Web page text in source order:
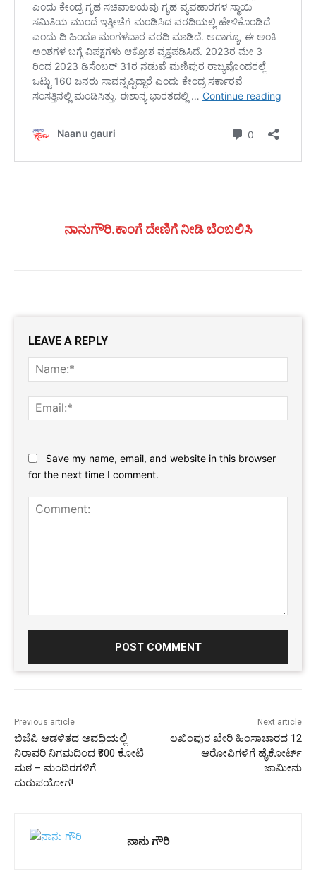
ನಾನುಗೌರಿ.ಕಾಂಗೆ ದೇಣಿಗೆ ನೀಡಿ ಬೆಂಬಲಿಸಿ
LEAVE A REPLY
Save my name, email, and website in this browser
for the next time I comment.
Previous article
ಬಿಜೆಪಿ ಆಡಳಿತದ ಅವಧಿಯಲ್ಲಿ
ನಿರಾವರಿ ನಿಗಮದಿಂದ ₹300 ಕೋಟಿ
ಮಠ – ಮಂದಿರಗಳಿಗೆ
ದುರುಪಯೋಗ!
Next article
ಲಖಿಂಪುರ ಖೇರಿ ಹಿಂಸಾಚಾರದ 12
ಆರೋಪಿಗಳಿಗೆ ಹೈಕೋರ್ಟ್
ಜಾಮೀನು
ನಾನು ಗೌರಿ